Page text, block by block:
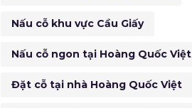
Nấu cỗ khu vực Cầu Giấy
Nấu cỗ ngon tại Hoàng Quốc Việt
Đặt cỗ tại nhà Hoàng Quốc Việt